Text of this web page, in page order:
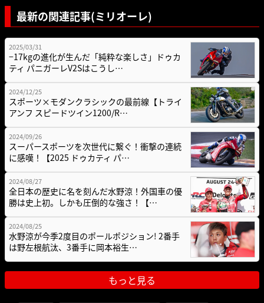
最新の関連記事(ミリオーレ)
2025/03/31
−17kgの進化が生んだ「純粋な楽しさ」ドゥカ
ティ パニガーレV2Sはこうし…
2024/12/25
スポーツ×モダンクラシックの最前線【トライ
アンフ スピードツイン1200/R…
2024/09/26
スーパースポーツを次世代に繋ぐ！衝撃の連続
に感嘆！【2025 ドゥカティ パ…
2024/08/27
全日本の歴史に名を刻んだ水野涼！外国車の優
勝は史上初。しかも圧倒的な強さ！【…
2024/08/25
水野涼が今季2度目のポールポジション! 2番手
は野左根航汰、3番手に岡本裕生…
もっと見る